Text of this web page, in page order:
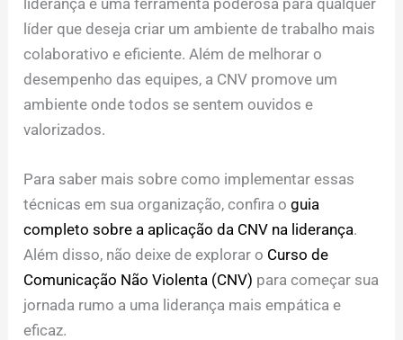
líder que deseja criar um ambiente de trabalho mais
colaborativo e eficiente. Além de melhorar o
desempenho das equipes, a CNV promove um
ambiente onde todos se sentem ouvidos e
valorizados.
Para saber mais sobre como implementar essas
técnicas em sua organização, confira oguia
completo sobre a aplicação da CNV na liderança.
Além disso, não deixe de explorar o Curso de
Comunicação Não Violenta (CNV) para começar sua
jornada rumo a uma liderança mais empática e
eficaz.